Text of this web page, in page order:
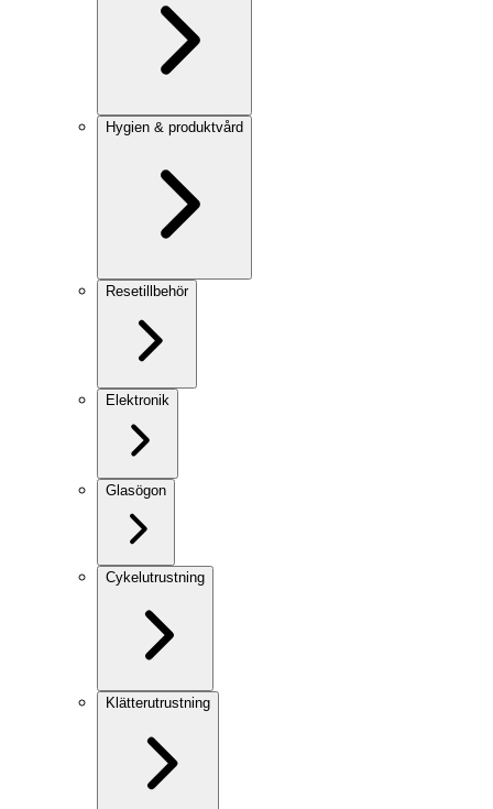
Hygien & produktvård
Resetillbehör
Elektronik
Glasögon
Cykelutrustning
Klätterutrustning